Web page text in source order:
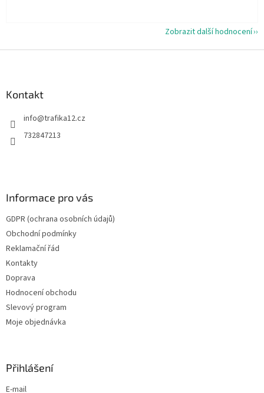
Zobrazit další hodnocení
Kontakt
info@trafika12.cz
732847213
Informace pro vás
GDPR (ochrana osobních údajů)
Obchodní podmínky
Reklamační řád
Kontakty
Doprava
Hodnocení obchodu
Slevový program
Moje objednávka
Přihlášení
E-mail